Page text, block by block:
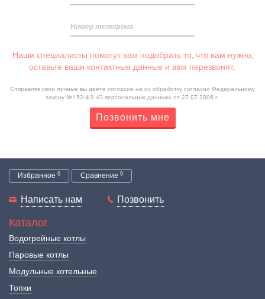
Номер телефона
Наши специалисты помогут вам подобрать то, что вам нужно,
оставьте ваши контактные данные и вам перезвонят.
Отправляя свои личные вы даёте согласие на их обработку согласно Федеральному
закону №152-ФЗ «О персональных данных» от 27.07.2006 г.
Позвонить мне
Избранное 0 Сравнение 0
Написать нам Позвонить
Каталог
Водогрейные котлы
Паровые котлы
Модульные котельные
Топки